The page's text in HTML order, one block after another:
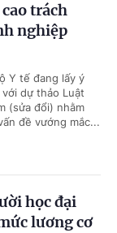
trách
nghiệp
Y tế đang lấy ý
dự thảo Luật
(sửa đổi) nhằm
đề vướng mắc...
học đại
lương cơ